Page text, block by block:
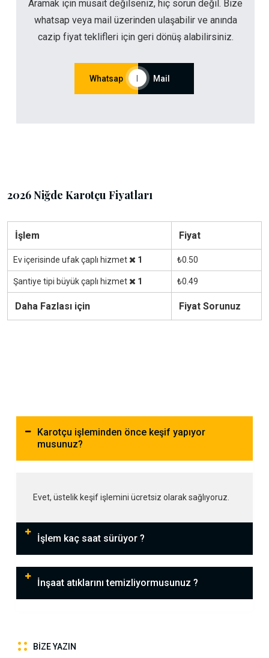
Aramak için müsait değilseniz, hiç sorun değil. Bize
whatsap veya mail üzerinden ulaşabilir ve anında
cazip fiyat teklifleri için geri dönüş alabilirsiniz.
Whatsap Mail
2026 Niğde Karotçu Fiyatları
İşlem Fiyat
Ev içerisinde ufak çaplı hizmet 1 ₺0.50
Şantiye tipi büyük çaplı hizmet 1 ₺0.49
Daha Fazlası için Fiyat Sorunuz
Karotçu işleminden önce keşif yapıyor
musunuz?
Evet, üstelik keşif işlemini ücretsiz olarak sağlıyoruz.
İşlem kaç saat sürüyor ?
İnşaat atıklarını temizliyormusunuz ?
BIZE YAZIN